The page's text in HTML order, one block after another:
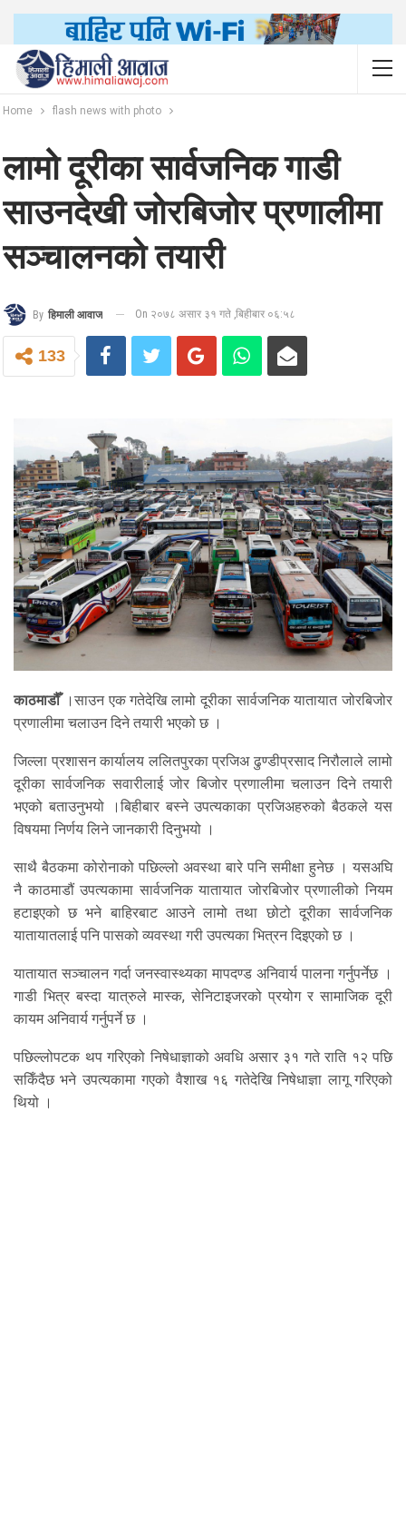
Home flash news with photo
लामो दूरीका सार्वजनिक गाडी
साउनदेखी जोरबिजोर प्रणालीमा
सञ्चालनको तयारी
By हिमाली आवाज On २०७८ असार ३१ गते ,बिहीबार ०६:५८
133
काठमाडौँ।साउन एक गतेदेखि लामो दूरीका सार्वजनिक यातायात जोरबिजोर
प्रणालीमा चलाउन दिने तयारी भएको छ ।
जिल्ला प्रशासन कार्यालय ललितपुरका प्रजिअ ढुण्डीप्रसाद निरौलाले लामो
दूरीका सार्वजनिक सवारीलाई जोर बिजोर प्रणालीमा चलाउन दिने तयारी
भएको बताउनुभयो ।बिहीबार बस्ने उपत्यकाका प्रजिअहरुको बैठकले यस
विषयमा निर्णय लिने जानकारी दिनुभयो ।
साथै बैठकमा कोरोनाको पछिल्लो अवस्था बारे पनि समीक्षा हुनेछ । यसअघि
नै काठमाडौं उपत्यकामा सार्वजनिक यातायात जोरबिजोर प्रणालीको नियम
हटाइएको छ भने बाहिरबाट आउने लामो तथा छोटो दूरीका सार्वजनिक
यातायातलाई पनि पासको व्यवस्था गरी उपत्यका भित्रन दिइएको छ ।
यातायात सञ्चालन गर्दा जनस्वास्थ्यका मापदण्ड अनिवार्य पालना गर्नुपर्नेछ ।
गाडी भित्र बस्दा यात्रुले मास्क, सेनिटाइजरको प्रयोग र सामाजिक दूरी
कायम अनिवार्य गर्नुपर्ने छ ।
पछिल्लोपटक थप गरिएको निषेधाज्ञाको अवधि असार ३१ गते राति १२ पछि
सकिँदैछ भने उपत्यकामा गएको वैशाख १६ गतेदेखि निषेधाज्ञा लागू गरिएको
थियो ।